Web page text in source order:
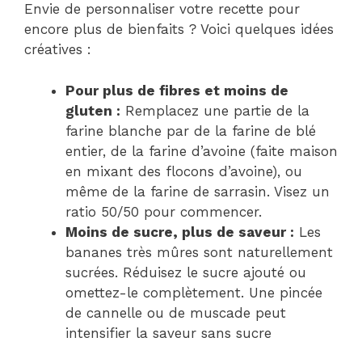
Envie de personnaliser votre recette pour
encore plus de bienfaits ? Voici quelques idées
créatives :
Pour plus de fibres et moins de
gluten : Remplacez une partie de la
farine blanche par de la farine de blé
entier, de la farine d’avoine (faite maison
en mixant des flocons d’avoine), ou
même de la farine de sarrasin. Visez un
ratio 50/50 pour commencer.
Moins de sucre, plus de saveur : Les
bananes très mûres sont naturellement
sucrées. Réduisez le sucre ajouté ou
omettez-le complètement. Une pincée
de cannelle ou de muscade peut
intensifier la saveur sans sucre